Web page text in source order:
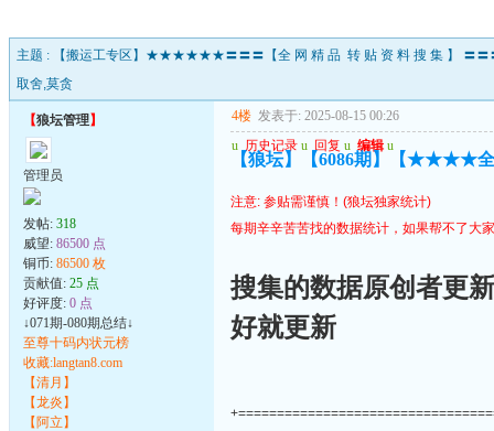
主题 :
【搬运工专区】★★★★★★〓〓〓【全 网 精 品 转 贴 资 料 搜 集 】
取舍,莫贪
【狼坛管理】
管理员
发帖: 318
威望: 86500 点
铜币: 86500 枚
贡献值: 25 点
好评度: 0 点
↓071期-080期总结↓
至尊十码内状元榜
收藏:langtan8.com
【清月】
【龙炎】
【阿立】
4楼 发表于: 2025-08-15 00:26
u 历史记录 u 回复 u 编辑 u
【狼坛】【6086期】【
注意: 参贴需谨慎！(狼坛独家统计)
每期辛辛苦苦找的数据统计，如果帮不了大
搜集的数据原创者更
好就更新